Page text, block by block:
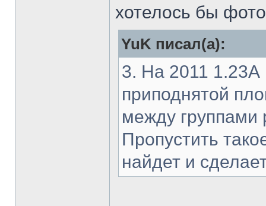
хотелось бы
YuK писал(а):
3. На 2011 1.23А
приподнятой
между группами
Пропустить
найдет и